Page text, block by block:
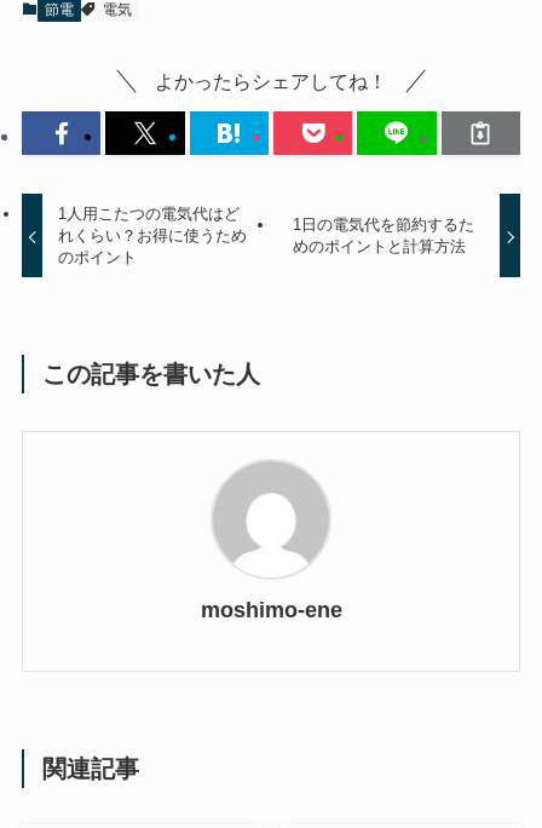
節電 電気
よかったらシェアしてね！
1人用こたつの電気代はど
れくらい？お得に使うため
のポイント
1日の電気代を節約するた
めのポイントと計算方法
この記事を書いた人
moshimo-ene
関連記事